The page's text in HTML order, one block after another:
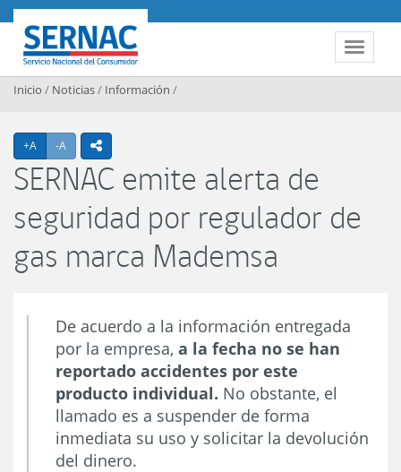
Contenido principal
Toggle
SERNAC
Inicio / Noticias/ Información /
+A Agrandar texto
-A Achicar textoicono compartir
SERNAC emite alerta de
seguridad por regulador de
gas marca Mademsa
De acuerdo a la información entregada
por la empresa, a la fecha no se han
reportado accidentes por este
producto individual. No obstante, el
llamado es a suspender de forma
inmediata su uso y solicitar la devolución
del dinero.